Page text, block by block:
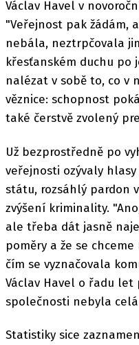
Václav Havel v
"Veřejnost pak žádám,
nebála, neztrpčovala
křesťanském duchu po
nalézat v sobě to, co v
věznice: schopnost
také čerstvě zvolený
Už bezprostředně po
veřejnosti ozývaly
státu, rozsáhlý pardon
zvýšení kriminality.
ale třeba dát jasně
poměry a že se
čím se vyznačovala
Václav Havel o řadu let
společnosti nebyla
Statistiky sice